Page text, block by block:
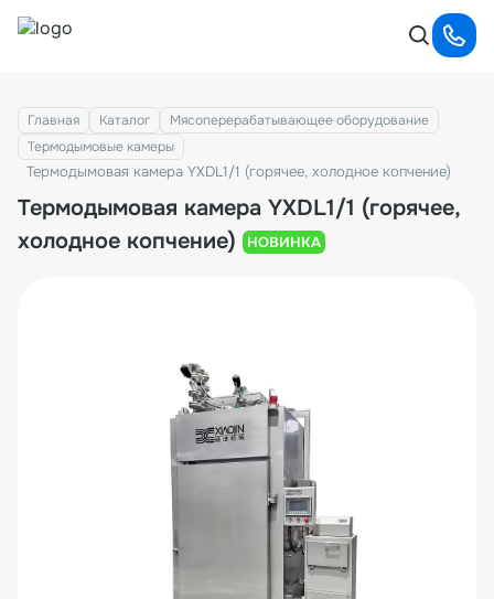
Главная Каталог
Мясоперерабатывающее оборудование
Термодымовые камеры
Термодымовая камера YXDL1/1 (горячее, холодное копчение)
Термодымовая камера YXDL1/1 (горячее,
холодное копчение)
НОВИНКА